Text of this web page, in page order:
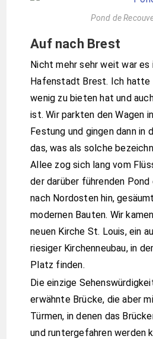
Pond de
Auf nach Brest
Nicht mehr sehr weit war es
Hafenstadt Brest. Ich hatte
wenig zu bieten hat und
ist. Wir parkten den Wagen
Festung und gingen dann in
das, was als solche
Allee zog sich lang vom
der darüber führenden
nach Nordosten hin,
modernen Bauten. Wir
neuen Kirche St. Louis, ein
riesiger Kirchenneubau, in
Platz finden.
Die einzige
erwähnte Brücke, die aber
Türmen, in denen das
und runtergefahren werden